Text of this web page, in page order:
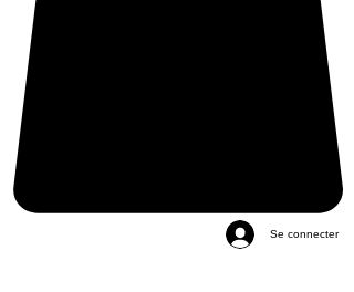
Se connecter